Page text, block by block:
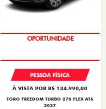
PESSOA FÍSICA
À VISTA POR R$ 134.990,00
TORO FREEDOM TURBO 270 FLEX AT6
2027